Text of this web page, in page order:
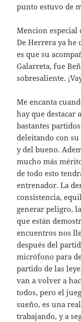
punto estuvo de
Mencion
De Herrera ya he
es que su
Galarreta, fue
sobresaliente.
Me encanta
hay que destacar
bastantes
deleitando con su
y del bueno.
mucho más
de todo esto
entrenador. La
consistencia,
generar peligro,
que están
encuentros nos
después del
micrófono para
partido de las
van a volver a
todos, pero el
sueño, es una
trabajando, y a